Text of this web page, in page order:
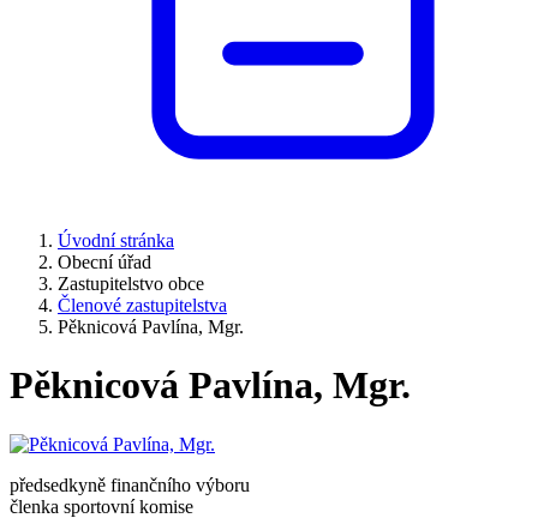
Úvodní stránka
Obecní úřad
Zastupitelstvo obce
Členové zastupitelstva
Pěknicová Pavlína, Mgr.
Pěknicová Pavlína, Mgr.
předsedkyně finančního výboru
členka sportovní komise